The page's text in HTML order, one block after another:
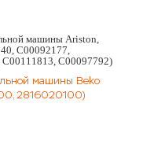
машины Ariston,
C00092177,
C00097792)